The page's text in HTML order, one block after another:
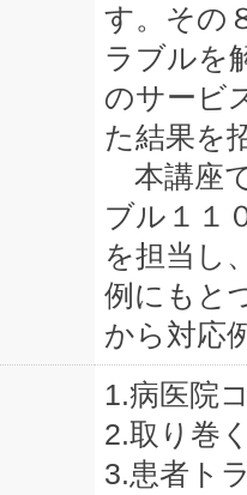
す。その
ラブルを
のサービ
た結果を
本講座
ブル１１
を担当し
例にもと
から対応
1.病医院
2.取り巻
3.患者ト